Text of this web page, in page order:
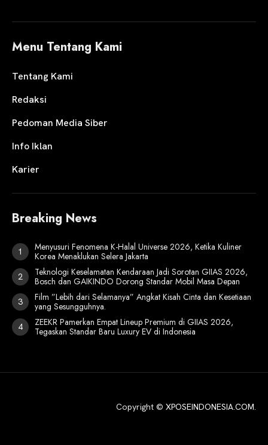
Menu Tentang Kami
Tentang Kami
Redaksi
Pedoman Media Siber
Info Iklan
Karier
Breaking News
Menyusuri Fenomena K-Halal Universe 2026, Ketika Kuliner
Korea Menaklukan Selera Jakarta
Teknologi Keselamatan Kendaraan Jadi Sorotan GIIAS 2026,
Bosch dan GAIKINDO Dorong Standar Mobil Masa Depan
Film ”Lebih dari Selamanya” Angkat Kisah Cinta dan Kesetiaan
yang Sesungguhnya.
ZEEKR Pamerkan Empat Lineup Premium di GIIAS 2026,
Tegaskan Standar Baru Luxury EV di Indonesia
Copyright © XPOSEINDONESIA.COM.